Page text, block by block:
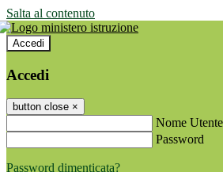
Salta al contenuto
Accedi
Accedi
button close ×
Nome Utente
Password
Password dimenticata?